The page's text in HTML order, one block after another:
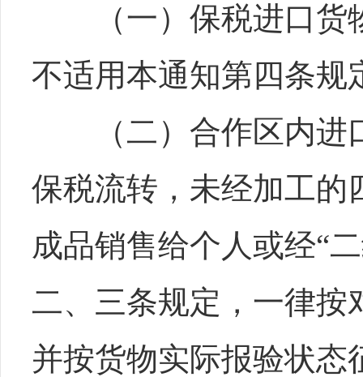
（一）保税进口货物
不适用本通知第四条
（二）合作区内进口
保税流转，未经加工的
成品销售给个人或经“
二、三条规定，一律按
并按货物实际报验状